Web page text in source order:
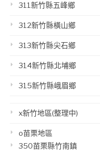
311新竹縣五峰鄉
312新竹縣橫山鄉
313新竹縣尖石鄉
314新竹縣北埔鄉
315新竹縣峨眉鄉
x新竹地區(整理中)
o苗栗地區
350苗栗縣竹南鎮